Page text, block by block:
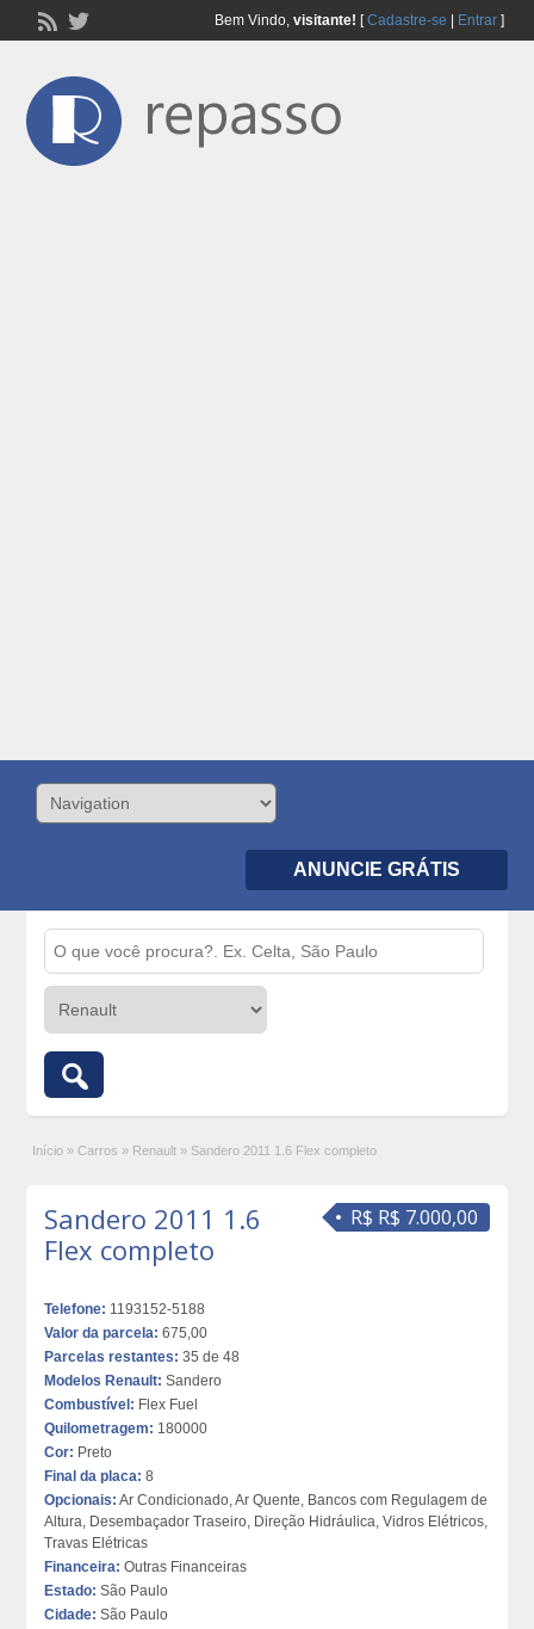
Bem Vindo, visitante! [Cadastre-se Entrar]
ANUNCIE GRÁTIS
Início » Carros » Renault » Sandero 2011 1.6 Flex completo
R$ R$ 7.000,00
Sandero 2011 1.6
Flex completo
Telefone: 1193152-5188
Valor da parcela: 675,00
Parcelas restantes: 35 de 48
Modelos Renault: Sandero
Combustível: Flex Fuel
Quilometragem: 180000
Cor: Preto
Final da placa: 8
Opcionais: Ar Condicionado, Ar Quente, Bancos com Regulagem de
Altura, Desembaçador Traseiro, Direção Hidráulica, Vidros Elétricos,
Travas Elétricas
Financeira: Outras Financeiras
Estado: São Paulo
Cidade: São Paulo